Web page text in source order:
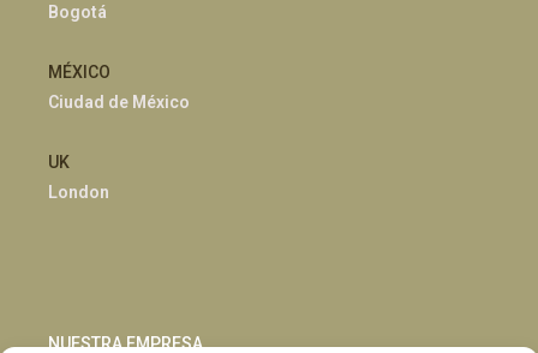
Bogotá
MÉXICO
Ciudad de México
UK
London
NUESTRA EMPRESA